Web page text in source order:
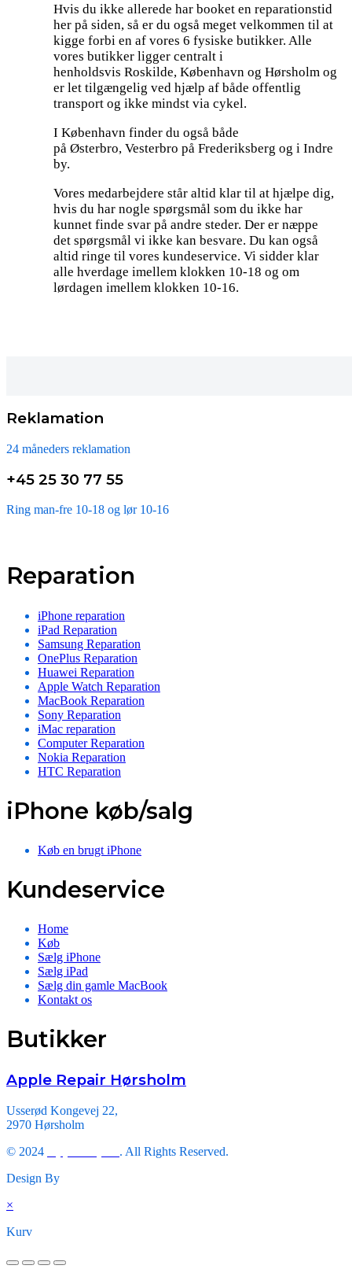
Hvis du ikke allerede har booket en reparationstid
her på siden, så er du også meget velkommen til at
kigge forbi en af vores 6 fysiske butikker. Alle
vores butikker ligger centralt i
henholdsvis Roskilde, København og Hørsholm og
er let tilgængelig ved hjælp af både offentlig
transport og ikke mindst via cykel.
I København finder du også både
på Østerbro, Vesterbro på Frederiksberg og i Indre
by.
Vores medarbejdere står altid klar til at hjælpe dig,
hvis du har nogle spørgsmål som du ikke har
kunnet finde svar på andre steder. Der er næppe
det spørgsmål vi ikke kan besvare. Du kan også
altid ringe til vores kundeservice. Vi sidder klar
alle hverdage imellem klokken 10-18 og om
lørdagen imellem klokken 10-16.
Reklamation
24 måneders reklamation
+45 25 30 77 55
Ring man-fre 10-18 og lør 10-16
Reparation
iPhone reparation
iPad Reparation
Samsung Reparation
OnePlus Reparation
Huawei Reparation
Apple Watch Reparation
MacBook Reparation
Sony Reparation
iMac reparation
Computer Reparation
Nokia Reparation
HTC Reparation
iPhone køb/salg
Køb en brugt iPhone
Kundeservice
Home
Køb
Sælg iPhone
Sælg iPad
Sælg din gamle MacBook
Kontakt os
Butikker
Apple Repair Hørsholm
Usserød Kongevej 22,
2970 Hørsholm
© 2024
. All Rights Reserved.
Design By
×
Kurv